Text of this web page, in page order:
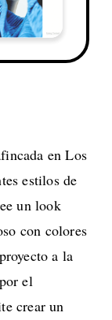
en Los
estilos de
un look
con colores
a la
el
crear un